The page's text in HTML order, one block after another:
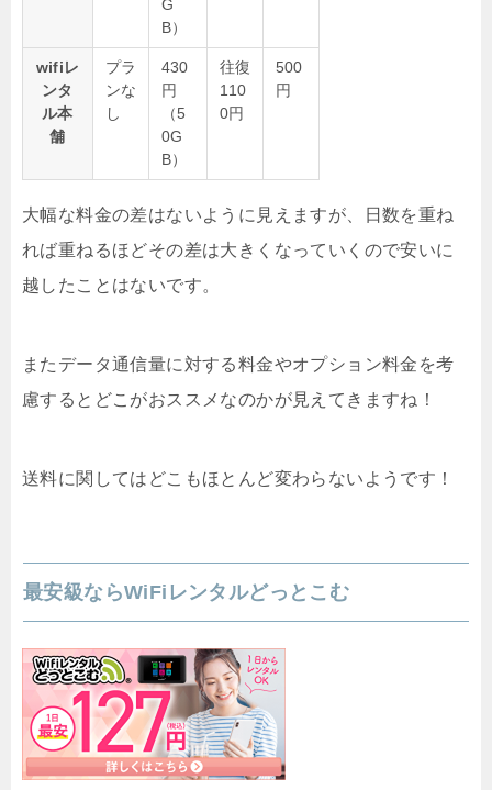
G
B）
wifiレ
ンタ
ル本
舗
プラ
ンな
し
430
円
（5
0G
B）
往復
110
0円
500
円
大幅な料金の差はないように見えますが、日数を重ね
れば重ねるほどその差は大きくなっていくので安いに
越したことはないです。
またデータ通信量に対する料金やオプション料金を考
慮するとどこがおススメなのかが見えてきますね！
送料に関してはどこもほとんど変わらないようです！
最安級ならWiFiレンタルどっとこむ